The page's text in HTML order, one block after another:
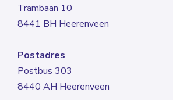
Trambaan 10
8441 BH Heerenveen
Postadres
Postbus 303
8440 AH Heerenveen